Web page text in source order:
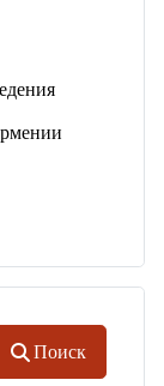
Поиск